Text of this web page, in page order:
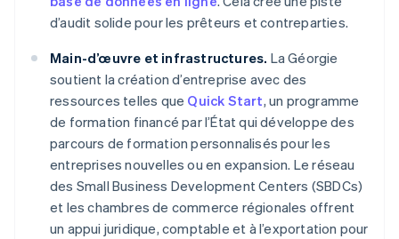
d’audit solide pour les prêteurs et contreparties.
Main-d’œuvre et infrastructures. La Géorgie
soutient la création d’entreprise avec des
ressources telles que Quick Start, un programme
de formation financé par l’État qui développe des
parcours de formation personnalisés pour les
entreprises nouvelles ou en expansion. Le réseau
des Small Business Development Centers (SBDCs)
et les chambres de commerce régionales offrent
un appui juridique, comptable et à l’exportation pour